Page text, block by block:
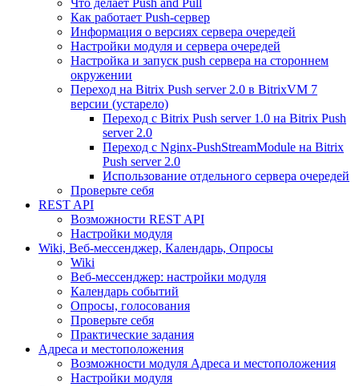
Что делает Push and Pull
Как работает Push-сервер
Информация о версиях сервера очередей
Настройки модуля и сервера очередей
Настройка и запуск push сервера на стороннем
окружении
Переход на Bitrix Push server 2.0 в BitrixVM 7
версии (устарело)
Переход с Bitrix Push server 1.0 на Bitrix Push
server 2.0
Переход с Nginx-PushStreamModule на Bitrix
Push server 2.0
Использование отдельного сервера очередей
Проверьте себя
REST API
Возможности REST API
Настройки модуля
Wiki, Веб-мессенджер, Календарь, Опросы
Wiki
Веб-мессенджер: настройки модуля
Календарь событий
Опросы, голосования
Проверьте себя
Практические задания
Адреса и местоположения
Возможности модуля Адреса и местоположения
Настройки модуля